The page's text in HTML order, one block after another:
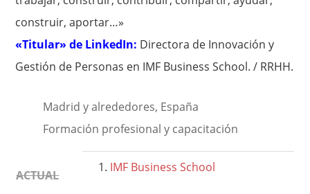
construir, aportar…»
«Titular» de LinkedIn: Directora de Innovación y
Gestión de Personas en IMF Business School. / RRHH.
Madrid y alrededores, España
Formación profesional y capacitación
ACTUAL
IMF Business School